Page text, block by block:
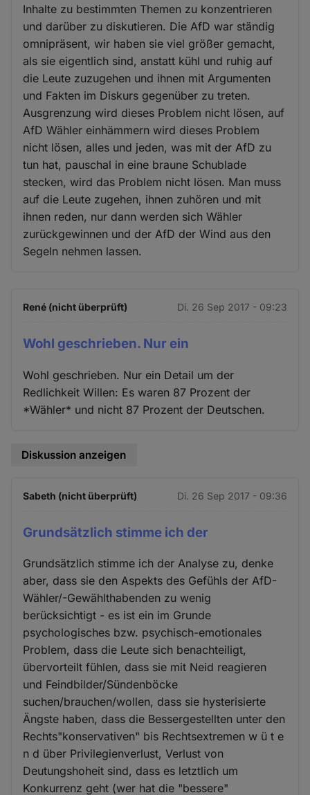
Inhalte zu bestimmten Themen zu konzentrieren
und darüber zu diskutieren. Die AfD war ständig
omnipräsent, wir haben sie viel größer gemacht,
als sie eigentlich sind, anstatt kühl und ruhig auf
die Leute zuzugehen und ihnen mit Argumenten
und Fakten im Diskurs gegenüber zu treten.
Ausgrenzung wird dieses Problem nicht lösen, auf
AfD Wähler einhämmern wird dieses Problem
nicht lösen, alles und jeden, was mit der AfD zu
tun hat, pauschal in eine braune Schublade
stecken, wird das Problem nicht lösen. Man muss
auf die Leute zugehen, ihnen zuhören und mit
ihnen reden, nur dann werden sich Wähler
zurückgewinnen und der AfD der Wind aus den
Segeln nehmen lassen.
René (nicht überprüft) Di. 26 Sep 2017 - 09:23
Wohl geschrieben. Nur ein
Wohl geschrieben. Nur ein Detail um der
Redlichkeit Willen: Es waren 87 Prozent der
*Wähler* und nicht 87 Prozent der Deutschen.
Diskussion anzeigen
Sabeth (nicht überprüft) Di. 26 Sep 2017 - 09:36
Grundsätzlich stimme ich der
Grundsätzlich stimme ich der Analyse zu, denke
aber, dass sie den Aspekts des Gefühls der AfD-
Wähler/-Gewählthabenden zu wenig
berücksichtigt - es ist ein im Grunde
psychologisches bzw. psychisch-emotionales
Problem, dass die Leute sich benachteiligt,
übervorteilt fühlen, dass sie mit Neid reagieren
und Feindbilder/Sündenböcke
suchen/brauchen/wollen, dass sie hysterisierte
Ängste haben, dass die Bessergestellten unter den
Rechts"konservativen" bis Rechtsextremen w ü t e
n d über Privilegienverlust, Verlust von
Deutungshoheit sind, dass es letztlich um
Konkurrenz geht (wer hat die "bessere"